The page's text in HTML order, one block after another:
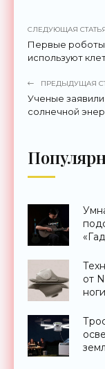
СЛЕДУЮЩАЯ
Первые роботы
используют
ПРЕДЫДУЩАЯ
Ученые
солнечной
от